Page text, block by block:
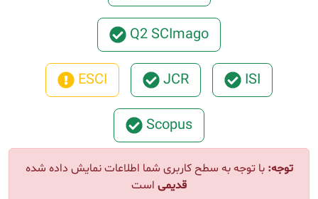
Q2 SCImago
JCR
ESCI
توجه به سطح کاربری شما اطلاعات نمایش داده شده
است